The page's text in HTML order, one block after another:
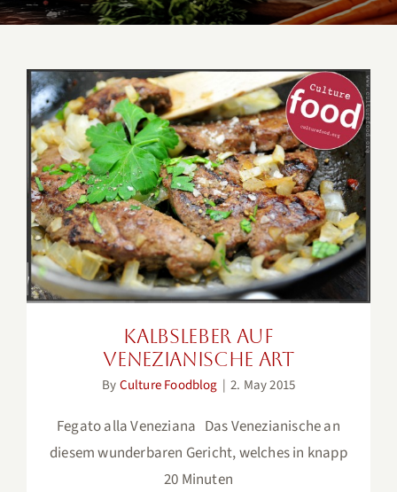
Kalbsleber auf venezianische Art
Kalbsleber auf
venezianische Art
ByCulture Foodblog | 2. May 2015
Fegato alla Veneziana Das Venezianische an
diesem wunderbaren Gericht, welches in knapp
20 Minuten